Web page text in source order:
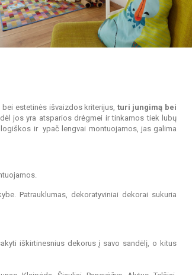
estetinės išvaizdos kriterijus, turi jungimą bei
jos yra atsparios drėgmei ir tinkamos tiek lubų
ir ypač lengvai montuojamos, jas galima
Patrauklumas, dekoratyviniai dekorai sukuria
iškirtinesnius dekorus į savo sandėlį, o kitus